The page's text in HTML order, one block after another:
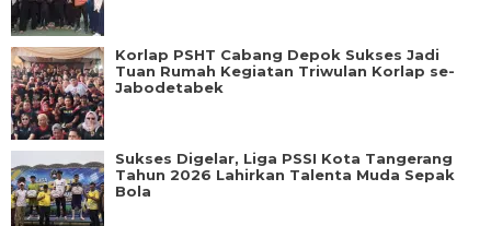
Korlap PSHT Cabang Depok Sukses Jadi
Tuan Rumah Kegiatan Triwulan Korlap se-
Jabodetabek
Sukses Digelar, Liga PSSI Kota Tangerang
Tahun 2026 Lahirkan Talenta Muda Sepak
Bola